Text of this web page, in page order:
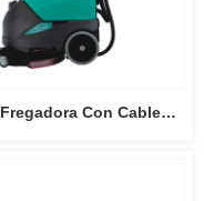
Fregadora Con Cable